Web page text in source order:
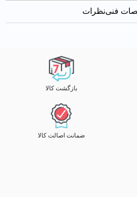
فنینظرات
بازگشت کالا
ضمانت اصالت کالا